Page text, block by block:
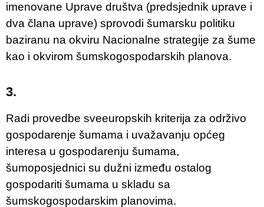
imenovane Uprave društva (predsjednik uprave i
dva člana uprave) sprovodi šumarsku politiku
baziranu na okviru Nacionalne strategije za šume
kao i okvirom šumskogospodarskih planova.
3.
Radi provedbe sveeuropskih kriterija za održivo
gospodarenje šumama i uvažavanju općeg
interesa u gospodarenju šumama,
šumoposjednici su dužni između ostalog
gospodariti šumama u skladu sa
šumskogospodarskim planovima.